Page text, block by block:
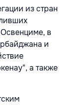
из стран
в
и
а также